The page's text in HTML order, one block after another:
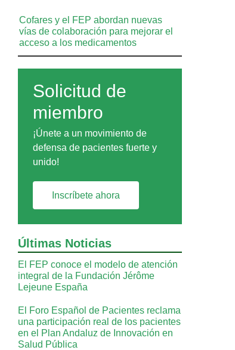
Cofares y el FEP abordan nuevas
vías de colaboración para mejorar el
acceso a los medicamentos
Solicitud de
miembro
¡Únete a un movimiento de
defensa de pacientes fuerte y
unido!
Inscríbete ahora
Últimas Noticias
El FEP conoce el modelo de atención
integral de la Fundación Jérôme
Lejeune España
El Foro Español de Pacientes reclama
una participación real de los pacientes
en el Plan Andaluz de Innovación en
Salud Pública